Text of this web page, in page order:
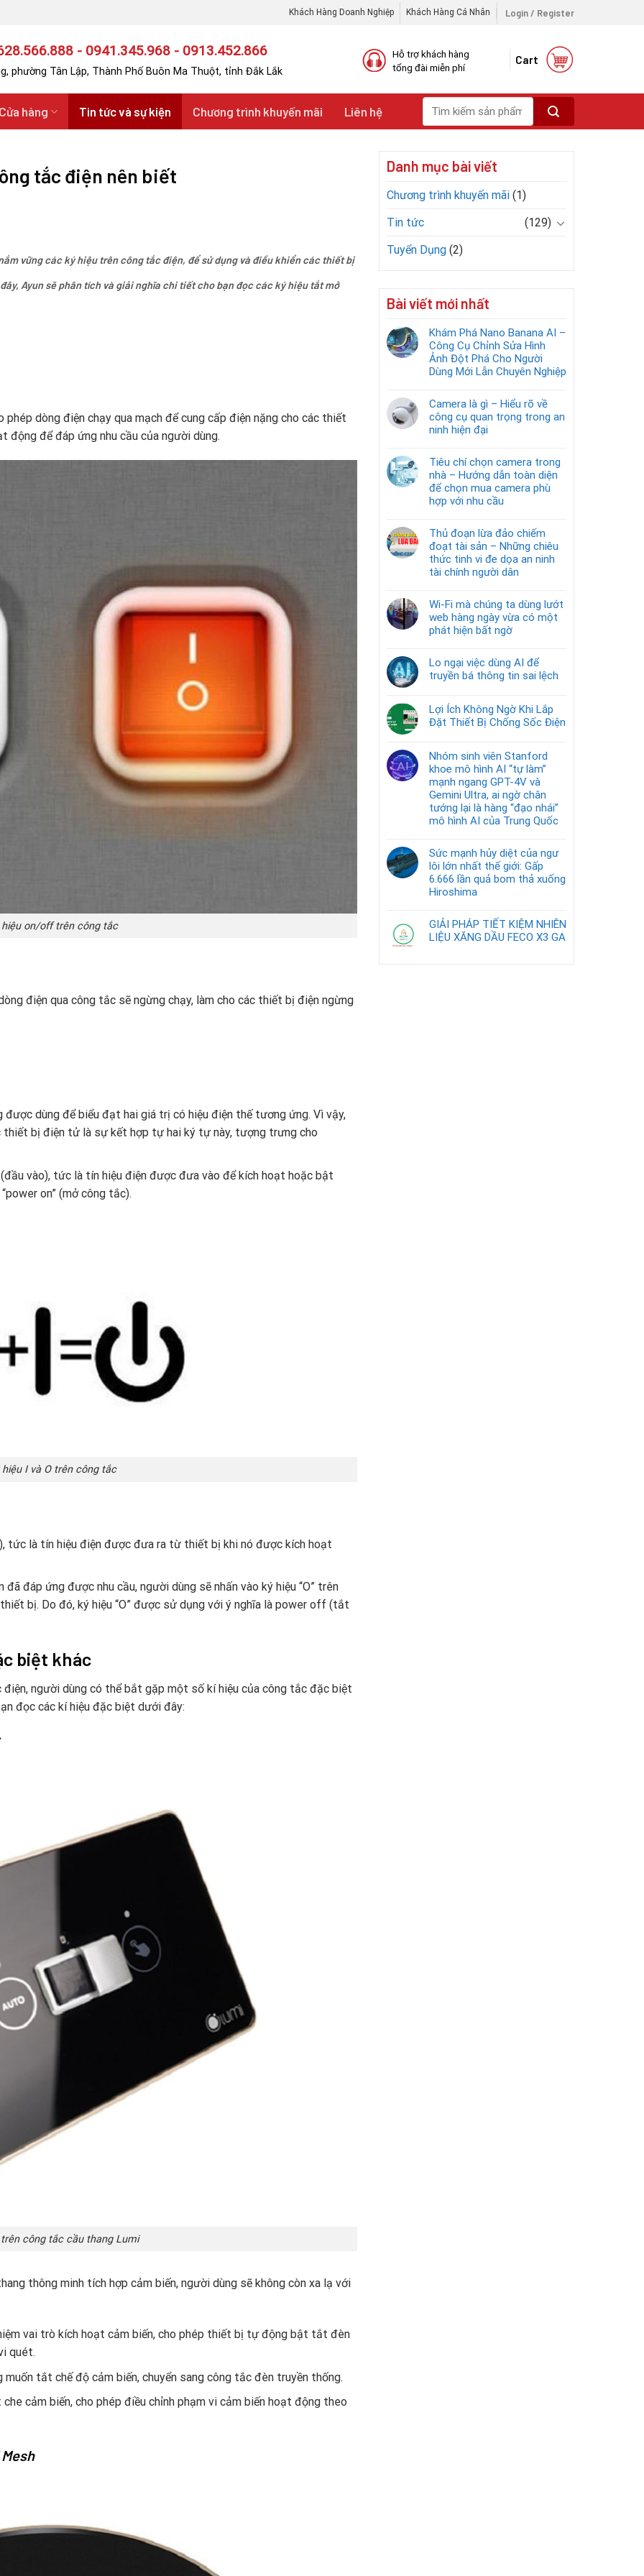
Khách Hàng Doanh Nghiệp Khách Hàng Cá Nhân Login / Register
- 0941.345.968 - 0913.452.866
phường Tân Lập, Thành Phố Buôn Ma Thuột, tỉnh Đắk Lắk
Hỗ trợ khách hàng
tổng đài miễn phí
Cart
hàng Tin tức và sự kiện Chương trình khuyến mãi Liên hệ
for:
tắc điện nên biết
vững các ký hiệu trên công tắc điện, để sử dụng và điều khiển các thiết bị
Ayun sẽ phân tích và giải nghĩa chi tiết cho bạn đọc các ký hiệu tắt mở
dòng điện chạy qua mạch để cung cấp điện nặng cho các thiết
để đáp ứng nhu cầu của người dùng.
hiệu on/off trên công tắc
điện qua công tắc sẽ ngừng chạy, làm cho các thiết bị điện ngừng
dùng để biểu đạt hai giá trị có hiệu điện thế tương ứng. Vì vậy,
thiết bị điện tử là sự kết hợp tự hai ký tự này, tượng trưng cho
(đầu vào), tức là tín hiệu điện được đưa vào để kích hoạt hoặc bật
on” (mở công tắc).
hiệu I và O trên công tắc
tức là tín hiệu điện được đưa ra từ thiết bị khi nó được kích hoạt
đáp ứng được nhu cầu, người dùng sẽ nhấn vào ký hiệu “O” trên
bị. Do đó, ký hiệu “O” được sử dụng với ý nghĩa là power off (tắt
biệt khác
người dùng có thể bắt gặp một số kí hiệu của công tắc đặc biệt
đọc các kí hiệu đặc biệt dưới đây:
công tắc cầu thang Lumi
thông minh tích hợp cảm biến, người dùng sẽ không còn xa lạ với
vai trò kích hoạt cảm biến, cho phép thiết bị tự động bật tắt đèn
quét.
tắt chế độ cảm biến, chuyển sang công tắc đèn truyền thống.
cảm biến, cho phép điều chỉnh phạm vi cảm biến hoạt động theo
Danh mục bài viết
Chương trình khuyến mãi(1)
Tin tức
(129)
Tuyển Dụng(2)
Bài viết mới nhất
Khám Phá Nano Banana AI –
Công Cụ Chỉnh Sửa Hình
Ảnh Đột Phá Cho Người
Dùng Mới Lẫn Chuyên Nghiệp
Camera là gì – Hiểu rõ về
công cụ quan trọng trong an
ninh hiện đại
Tiêu chí chọn camera trong
nhà – Hướng dẫn toàn diện
để chọn mua camera phù
hợp với nhu cầu
Thủ đoạn lừa đảo chiếm
đoạt tài sản – Những chiêu
thức tinh vi đe dọa an ninh
tài chính người dân
Wi-Fi mà chúng ta dùng lướt
web hàng ngày vừa có một
phát hiện bất ngờ
Lo ngại việc dùng AI để
truyền bá thông tin sai lệch
Lợi Ích Không Ngờ Khi Lắp
Đặt Thiết Bị Chống Sốc Điện
Nhóm sinh viên Stanford
khoe mô hình AI “tự làm”
mạnh ngang GPT-4V và
Gemini Ultra, ai ngờ chân
tướng lại là hàng “đạo nhái”
mô hình AI của Trung Quốc
Sức mạnh hủy diệt của ngư
lôi lớn nhất thế giới: Gấp
6.666 lần quả bom thả xuống
Hiroshima
GIẢI PHÁP TIẾT KIỆM NHIÊN
LIỆU XĂNG DẦU FECO X3 GA